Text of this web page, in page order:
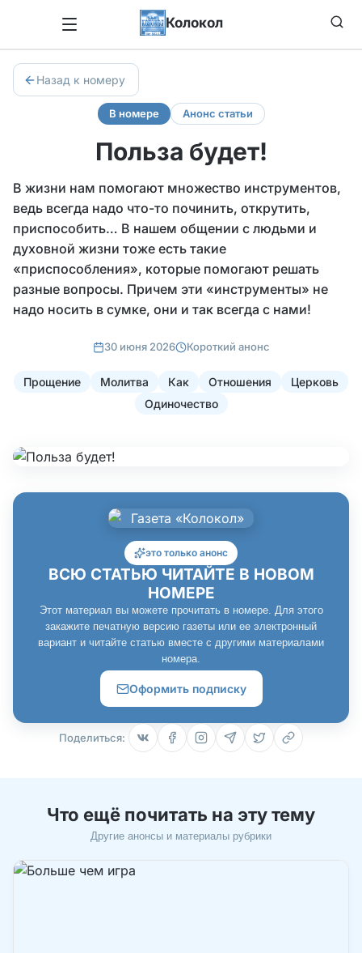
Колокол
Назад к номеру
В номере Анонс статьи
Польза будет!
В жизни нам помогают множество инструментов,
ведь всегда надо что-то починить, открутить,
приспособить… В нашем общении с людьми и
духовной жизни тоже есть такие
«приспособления», которые помогают решать
разные вопросы. Причем эти «инструменты» не
надо носить в сумке, они и так всегда с нами!
30 июня 2026 Короткий анонс
Прощение Молитва Как Отношения
Церковь
Одиночество
это только анонс
ВСЮ СТАТЬЮ ЧИТАЙТЕ В НОВОМ
НОМЕРЕ
Этот материал вы можете прочитать в номере. Для этого
закажите печатную версию газеты или ее электронный
вариант и читайте статью вместе с другими материалами
номера.
Оформить подписку
Поделиться:
Что ещё почитать на эту тему
Другие анонсы и материалы рубрики